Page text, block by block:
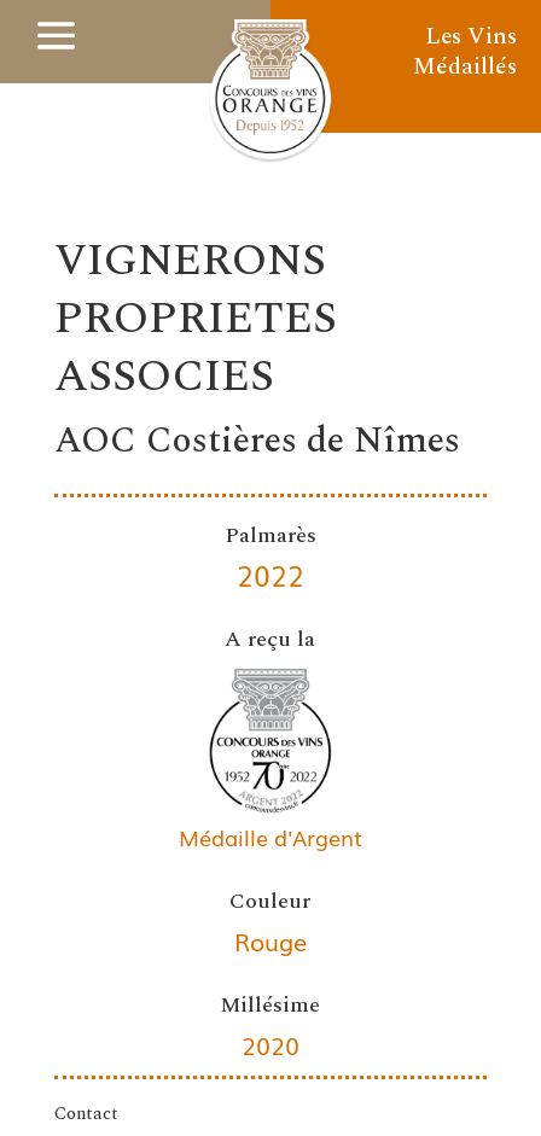
Les Vins
Médaillés
VIGNERONS
PROPRIETES
ASSOCIES
AOC Costières de Nîmes
Palmarès
2022
A reçu la
Médaille d'Argent
Couleur
Rouge
Millésime
2020
Contact